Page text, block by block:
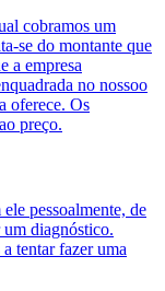
cobramos um
se do montante que
a empresa
no nossoo
oferece. Os
preço.
pessoalmente, de
diagnóstico.
tentar fazer uma